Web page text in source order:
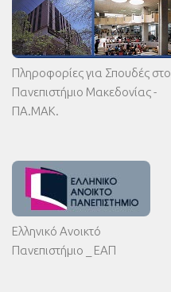
Πληροφορίες για Σπουδές στο
Πανεπιστήμιο Μακεδονίας -
ΠΑ.ΜΑΚ.
Ελληνικό Ανοικτό
Πανεπιστήμιο _ ΕΑΠ